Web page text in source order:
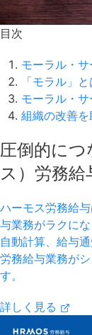
目次
モーラル・サ
「モラル」
モーラル・
組織の改善
圧倒的につ
ス）労務給
ハーモス労務給
与業務がラクに
自動計算、給与
労務給与業務が
す。
詳しく見る